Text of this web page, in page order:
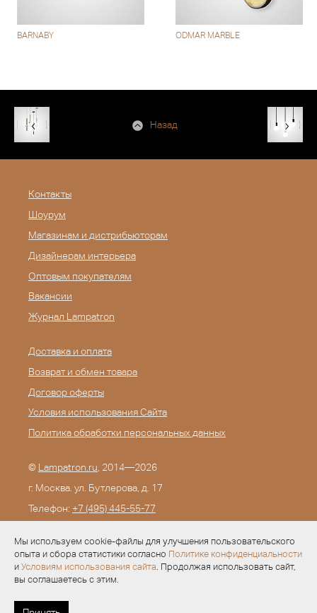
Мы используем cookie-файлы для улучшения пользовательского
опыта и сбора статистики согласно Политике конфиденциальности
и Условиям использования сайта. Продолжая использовать сайт,
вы соглашаетесь с этим.
BARNABY ODMAR MARBLE
Назад
Контакты
Шоурум
Магазинам и дистрибьюторам
Дизайнерам интерьера
Оптовым покупателям
Вакансии
Журнал Lampatron
Доставка и оплата
Возврат и обмен товара
Договор оферты
Условия использования Сайта
Политика обработки персональных данных
© Lampatron.ru , 2014—2026
г. Москва. ул. Бутлерова, д. 17
Телефон: +7 (495) 445-55-77
Разработка —Evid.ru